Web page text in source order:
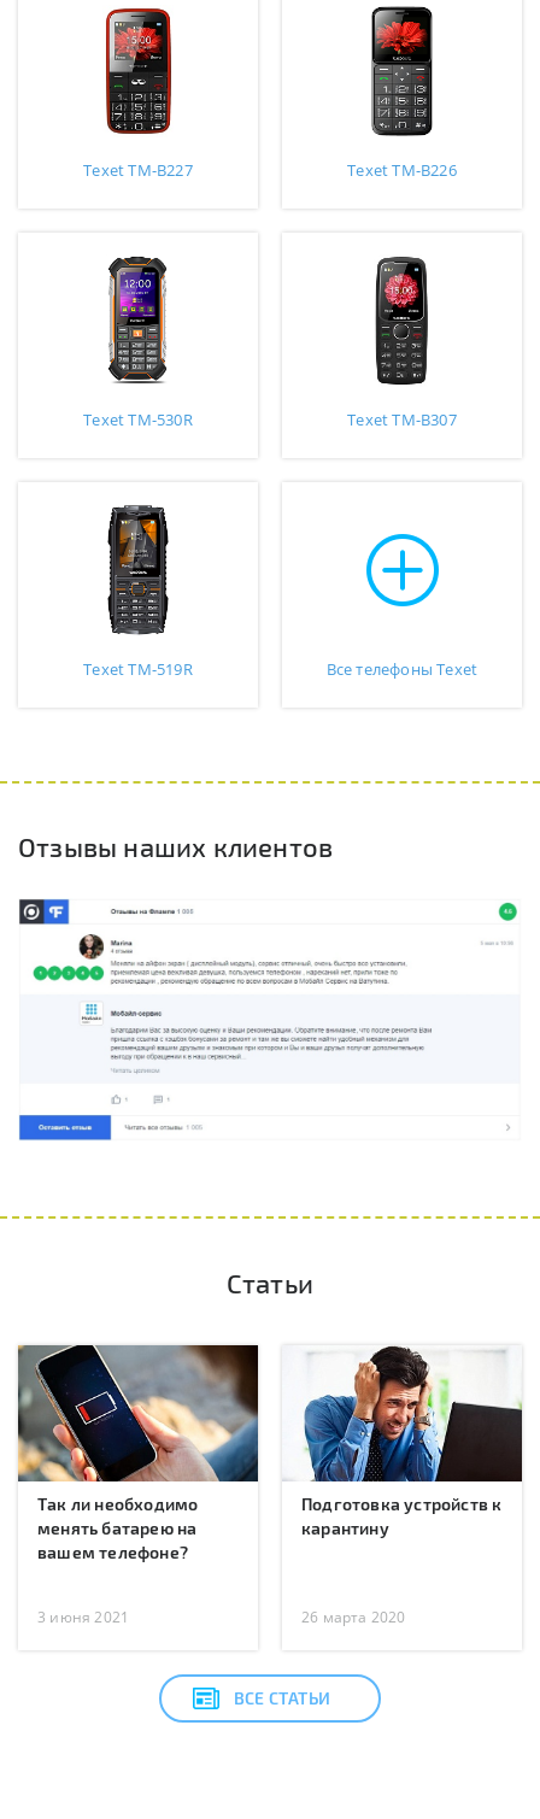
Texet TM-B227 Texet TM-B226
Texet TM-530R Texet TM-B307
Texet TM-519R Все телефоны Texet
Отзывы наших клиентов
Статьи
Так ли необходимо
менять батарею на
вашем телефоне?
3 июня 2021
Подготовка устройств к
карантину
26 марта 2020
ВСЕ СТАТЬИ